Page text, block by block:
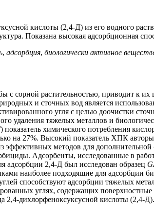
кислоты (2,4-Д) из его водного
Показана высокая адсорбционная
, адсорбция, биологически активное
с сорной растительностью, приводит к
и сточных вод является
угля с целью доочистки
удаления тяжелых металлов и
) показатель химического потребления
на 27%. Высокий показатель ХПК
методов для дополнительной
Адсорбенты, исследованные в
адсорбции 2,4-Д был исследован образец
наиболее подходящие для адсорбции
способствуют адсорбции тяжелых
углях, содержащих
2,4-дихлорфеноксуксусной кислоты (2,4-Д).